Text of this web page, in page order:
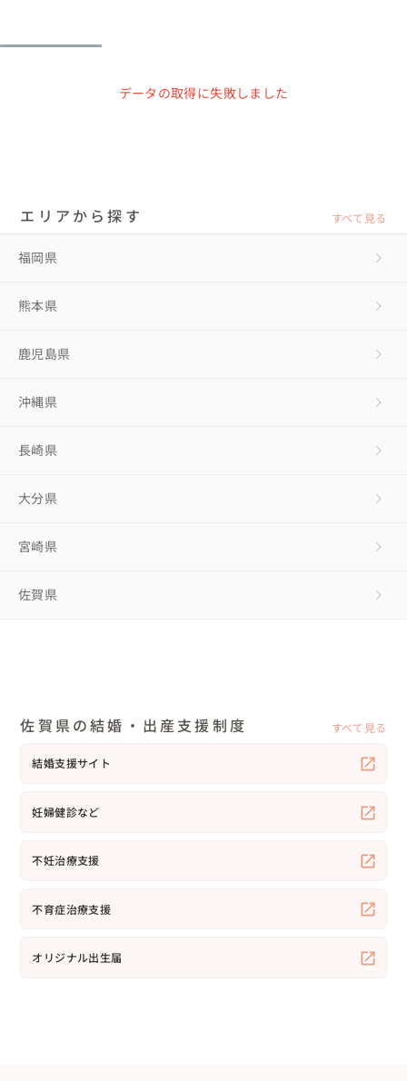
データの取得に失敗しました
エリアから探す すべて見る
福岡県
熊本県
鹿児島県
沖縄県
長崎県
大分県
宮崎県
佐賀県
佐賀県の結婚・出産支援制度 すべて見る
結婚支援サイト
妊婦健診など
不妊治療支援
不育症治療支援
オリジナル出生届